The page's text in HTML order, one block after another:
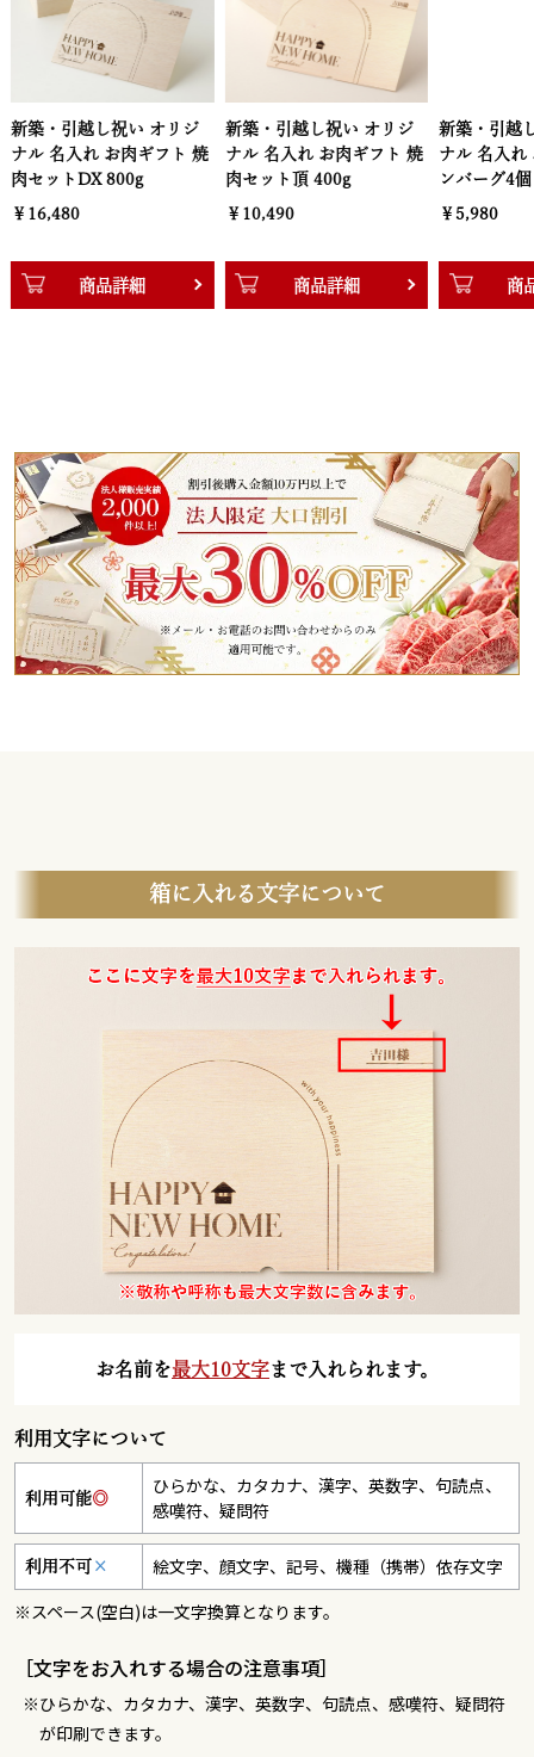
新築・引越し祝い オリジ
ナル 名入れ お肉ギフト 焼
肉セットDX 800g
￥16,480
商品詳細
新築・引越し祝い オリジ
ナル 名入れ お肉ギフト 焼
肉セット頂 400g
￥10,490
商品詳細
新築・引越
ナル 名入れ
ンバーグ4個
￥5,980
商
箱に入れる文字について
お名前を最大10文字まで入れられます。
利用文字について
利用可能◎
ひらかな、カタカナ、漢字、英数字、句読点、
感嘆符、疑問符
利用不可 ×
絵文字、顔文字、記号、機種（携帯）依存文字
※スペース(空白)は一文字換算となります。
［文字をお入れする場合の注意事項］
ひらかな、カタカナ、漢字、英数字、句読点、感嘆符、疑問符
が印刷できます。